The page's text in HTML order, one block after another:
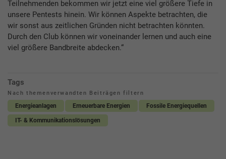
Teilnehmenden bekommen wir jetzt eine viel größere Tiefe in
unsere Pentests hinein. Wir können Aspekte betrachten, die
wir sonst aus zeitlichen Gründen nicht betrachten könnten.
Durch den Club können wir voneinander lernen und auch eine
viel größere Bandbreite abdecken.“
Tags
Nach themenverwandten Beiträgen filtern
Energieanlagen Erneuerbare Energien Fossile Energiequellen
IT- & Kommunikationslösungen